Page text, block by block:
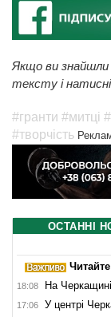
Якщо ви знайшли
тексту і
#гранти #митці
#творчість
ОСТАННІ
18:08 На
17:06 У центрі